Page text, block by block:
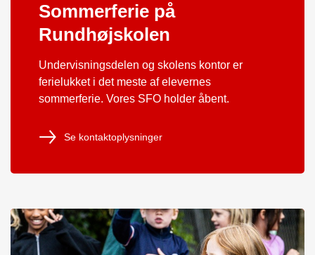
Sommerferie på
Rundhøjskolen
Undervisningsdelen og skolens kontor er
ferielukket i det meste af elevernes
sommerferie. Vores SFO holder åbent.
Se kontaktoplysninger